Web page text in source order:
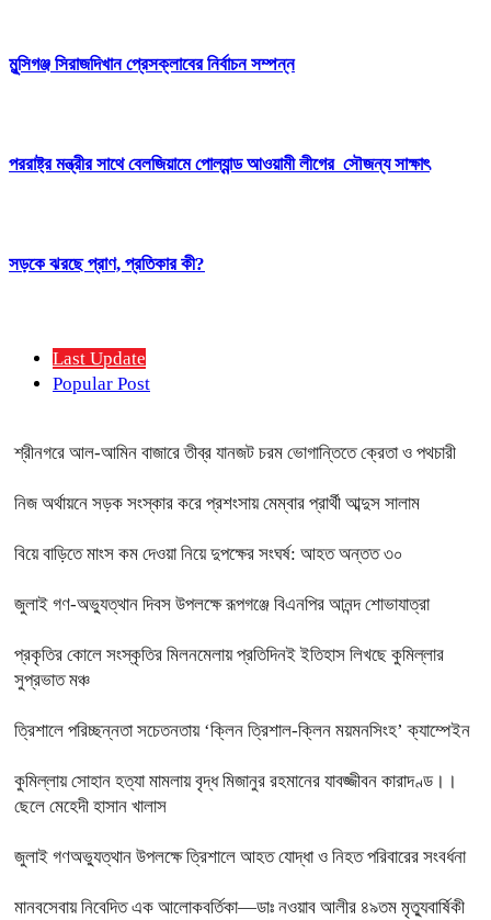
মুন্সিগঞ্জ সিরাজদিখান প্রেসক্লাবের নির্বাচন সম্পন্ন
পররাষ্ট্র মন্ত্রীর সাথে বেলজিয়ামে পোল্যান্ড আওয়ামী লীগের সৌজন্য সাক্ষাৎ
সড়কে ঝরছে প্রাণ, প্রতিকার কী?
Last Update
Popular Post
শ্রীনগরে আল-আমিন বাজারে তীব্র যানজট চরম ভোগান্তিতে ক্রেতা ও পথচারী
নিজ অর্থায়নে সড়ক সংস্কার করে প্রশংসায় মেম্বার প্রার্থী আব্দুস সালাম
বিয়ে বাড়িতে মাংস কম দেওয়া নিয়ে দুপক্ষের সংঘর্ষ: আহত অন্তত ৩০ ​
জুলাই গণ-অভ্যুত্থান দিবস উপলক্ষে রূপগঞ্জে বিএনপির আনন্দ শোভাযাত্রা
প্রকৃতির কোলে সংস্কৃতির মিলনমেলায় প্রতিদিনই ইতিহাস লিখছে কুমিল্লার
সুপ্রভাত মঞ্চ
ত্রিশালে পরিচ্ছন্নতা সচেতনতায় ‘ক্লিন ত্রিশাল-ক্লিন ময়মনসিংহ’ ক্যাম্পেইন
কুমিল্লায় সোহান হত্যা মামলায় বৃদ্ধ মিজানুর রহমানের যাবজ্জীবন কারাদণ্ড।।
ছেলে মেহেদী হাসান খালাস
জুলাই গণঅভ্যুত্থান উপলক্ষে ত্রিশালে আহত যোদ্ধা ও নিহত পরিবারের সংবর্ধনা
মানবসেবায় নিবেদিত এক আলোকবর্তিকা—ডাঃ নওয়াব আলীর ৪৯তম মৃত্যুবার্ষিকী